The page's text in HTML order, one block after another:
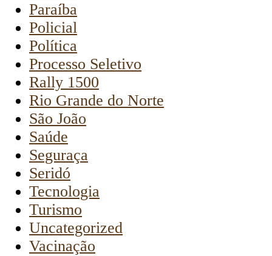
Paraíba
Policial
Política
Processo Seletivo
Rally 1500
Rio Grande do Norte
São João
Saúde
Seguraça
Seridó
Tecnologia
Turismo
Uncategorized
Vacinação